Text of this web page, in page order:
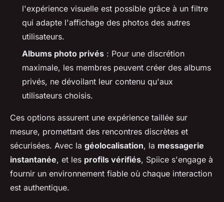
l'expérience visuelle est possible grâce à un filtre
qui adapte l'affichage des photos des autres
utilisateurs.
Albums photo privés : Pour une discrétion
maximale, les membres peuvent créer des albums
privés, ne dévoilant leur contenu qu'aux
utilisateurs choisis.
Ces options assurent une expérience taillée sur
mesure, promettant des rencontres discrètes et
sécurisées. Avec la géolocalisation, la messagerie
instantanée, et les profils vérifiés, Spiice s'engage à
fournir un environnement fiable où chaque interaction
est authentique.